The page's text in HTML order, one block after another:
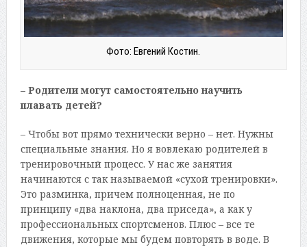
Фото: Евгений Костин.
– Родители могут самостоятельно научить
плавать детей?
– Чтобы вот прямо технически верно – нет. Нужны
специальные знания. Но я вовлекаю родителей в
тренировочный процесс. У нас же занятия
начинаются с так называемой «сухой тренировки».
Это разминка, причем полноценная, не по
принципу «два наклона, два приседа», а как у
профессиональных спортсменов. Плюс – все те
движения, которые мы будем повторять в воде. В